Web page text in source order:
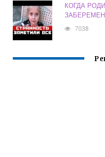
КОГДА
7038